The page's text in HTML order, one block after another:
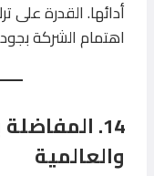
أدائها. القدرة على
اهتمام الشركة
14.
والعالمية